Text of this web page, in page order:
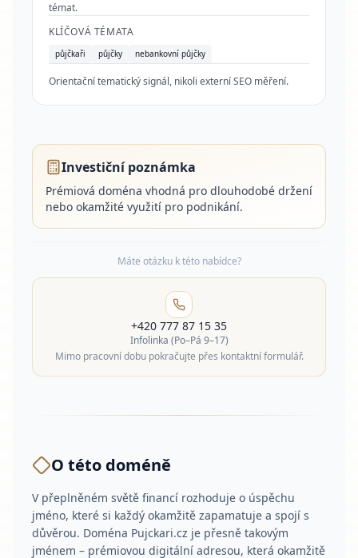
témat.
KLÍČOVÁ TÉMATA
půjčkaři půjčky nebankovní půjčky
Orientační tematický signál, nikoli externí SEO měření.
Investiční poznámka
Prémiová doména vhodná pro dlouhodobé držení
nebo okamžité využití pro podnikání.
Máte otázku k této nabídce?
+420 777 87 15 35
Infolinka (Po–Pá 9–17)
Mimo pracovní dobu pokračujte přes kontaktní formulář.
O této doméně
V přeplněném světě financí rozhoduje o úspěchu
jméno, které si každý okamžitě zapamatuje a spojí s
důvěrou. Doména Pujckari.cz je přesně takovým
jménem – prémiovou digitální adresou, která okamžitě